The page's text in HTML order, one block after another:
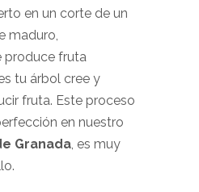
en un corte de un
maduro,
produce fruta
tu árbol cree y
fruta. Este proceso
en nuestro
Granada, es muy